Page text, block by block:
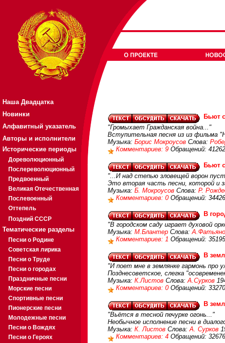
Наша Двадцатка
Новинки
Алфавитный указатель
Авторы и исполнители
Исторические периоды
Дореволюционный
Послереволюционный
Предвоенный
Великая Отечественная
Послевоенный
Оттепель
Поздний СССР
Тематические разделы
Песни о Родине
Советская лирика
Песни о Труде
Песни о городах
Праздничные песни
Морские песни
Спортивные песни
Пионерские песни
Молодежные песни
Песни о Вождях
Песни о Героях
Бьют
"Громыхает Гражданская война..."
Вступительная песня из из фильма
Музыка: Борис Мокроусов Слова:
Комментариев: 9 Обращений: 41262
Бьют
"...И над степью зловещей ворон
Это вторая часть песни, которой и
Музыка: Б. Мокроусов Слова: Р.
Комментариев: 0 Обращений: 34426
В
"В городском саду играет духовой
Музыка: М.Блантер Слова:
Комментариев: 1 Обращений: 35195
В
"И поет мне в землянке гармонь про
Позднесоветское, слегка
Музыка: К.Листов Слова:А.Сурков
Комментариев: 0 Обращений: 33270
В
"Вьётся в тесной печурке огонь..."
Необычное исполнение песни в
Музыка: К. Листов Слова:А. Сурков
Комментариев: 4 Обращений: 32676